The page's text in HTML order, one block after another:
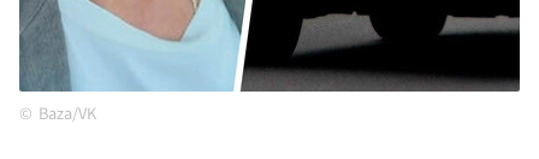
Baza/VK